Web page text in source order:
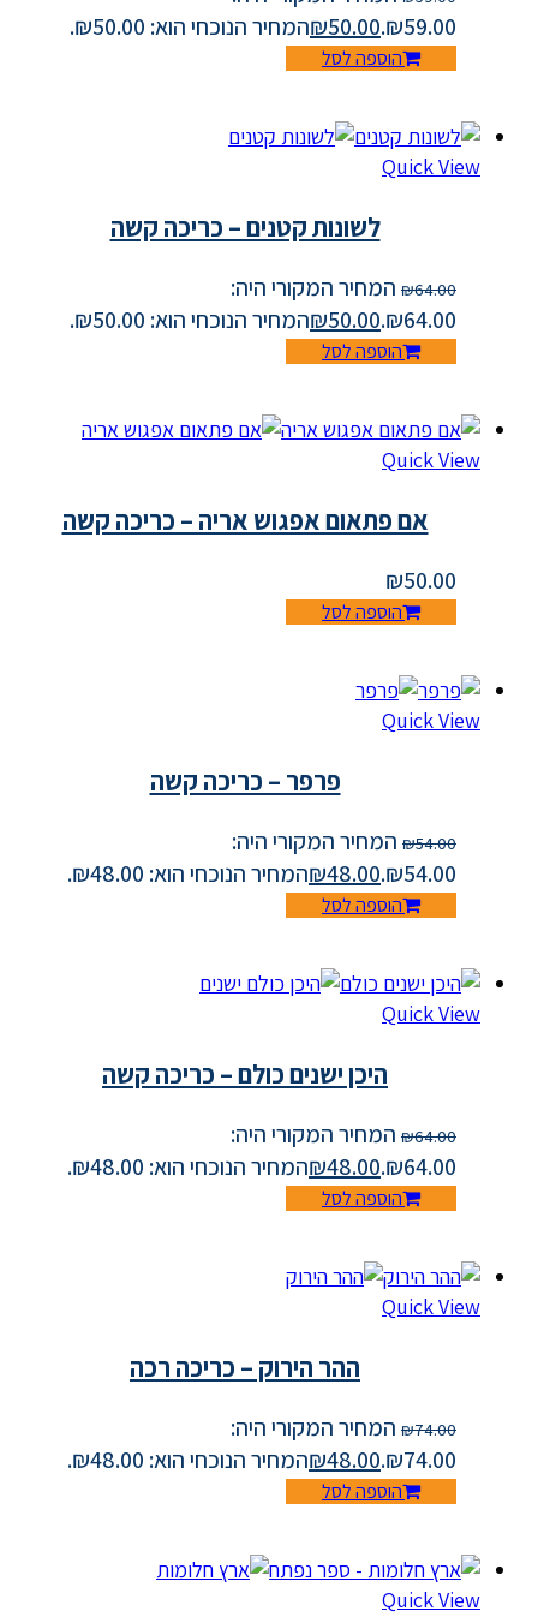
₪59.00.
₪50.00 המחיר הנוכחי הוא: ₪50.00.
הוספה לסל
Quick View
לשונות קטנים – כריכה קשה
₪64.00
המחיר המקורי היה:
₪64.00.
₪50.00 המחיר הנוכחי הוא: ₪50.00.
הוספה לסל
Quick View
אם פתאום אפגוש אריה – כריכה קשה
₪50.00
הוספה לסל
Quick View
פרפר – כריכה קשה
₪54.00
המחיר המקורי היה:
₪54.00.
₪48.00 המחיר הנוכחי הוא: ₪48.00.
הוספה לסל
Quick View
היכן ישנים כולם – כריכה קשה
₪64.00
המחיר המקורי היה:
₪64.00.
₪48.00 המחיר הנוכחי הוא: ₪48.00.
הוספה לסל
Quick View
ההר הירוק – כריכה רכה
₪74.00
המחיר המקורי היה:
₪74.00.
₪48.00 המחיר הנוכחי הוא: ₪48.00.
הוספה לסל
Quick View